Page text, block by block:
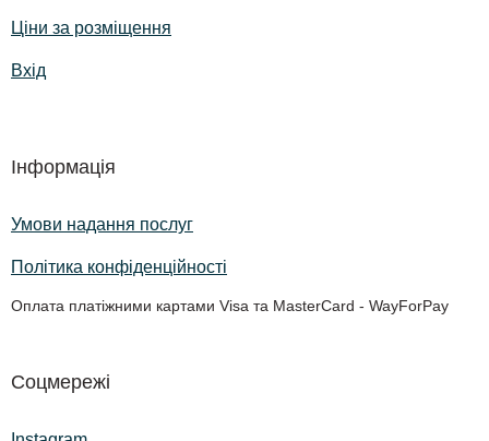
Ціни за розміщення
Вхід
Інформація
Умови надання послуг
Політика конфіденційності
Оплата платіжними картами Visa та MasterCard - WayForPay
Соцмережі